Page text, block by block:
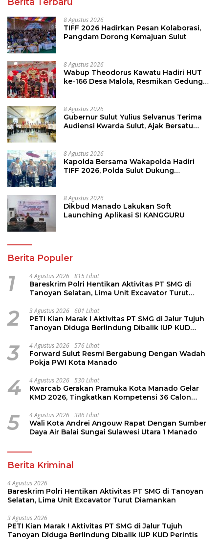
8 Agustus 2026
TIFF 2026 Hadirkan Pesan Kolaborasi,
Pangdam Dorong Kemajuan Sulut
8 Agustus 2026
Wabup Theodorus Kawatu Hadiri HUT
ke-166 Desa Malola, Resmikan Gedung
8 Agustus 2026
Gubernur Sulut Yulius Selvanus Terima
Audiensi Kwarda Sulut, Ajak Bersatu
8 Agustus 2026
Kapolda Bersama Wakapolda Hadiri
TIFF 2026, Polda Sulut Dukung
8 Agustus 2026
Dikbud Manado Lakukan Soft
Launching Aplikasi SI KANGGURU
Berita Populer
1 4 Agustus 2026 815 Lihat
Bareskrim Polri Hentikan Aktivitas PT SMG di
Tanoyan Selatan, Lima Unit Excavator Turut
2 3 Agustus 2026 601 Lihat
PETI Kian Marak ! Aktivitas PT SMG di Jalur Tujuh
Tanoyan Diduga Berlindung Dibalik IUP KUD
3 4 Agustus 2026 576 Lihat
Forward Sulut Resmi Bergabung Dengan Wadah
Pokja PWI Kota Manado
4 4 Agustus 2026 530 Lihat
Kwarcab Gerakan Pramuka Kota Manado Gelar
KMD 2026, Tingkatkan Kompetensi 36 Calon
5 4 Agustus 2026 386 Lihat
Wali Kota Andrei Angouw Rapat Dengan Sumber
Daya Air Balai Sungai Sulawesi Utara 1 Manado
Berita Kriminal
4 Agustus 2026
Bareskrim Polri Hentikan Aktivitas PT SMG di Tanoyan
Selatan, Lima Unit Excavator Turut Diamankan
3 Agustus 2026
PETI Kian Marak ! Aktivitas PT SMG di Jalur Tujuh
Tanoyan Diduga Berlindung Dibalik IUP KUD Perintis